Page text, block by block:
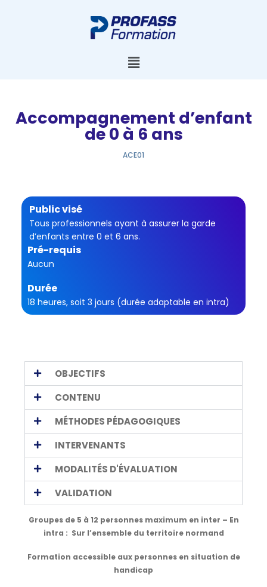
Accompagnement d’enfant
de 0 à 6 ans
ACE01
Public visé
Tous professionnels ayant à assurer la garde
d’enfants entre 0 et 6 ans.
Pré-requis
Aucun
Durée
18 heures, soit 3 jours (durée adaptable en intra)
OBJECTIFS
CONTENU
MÉTHODES PÉDAGOGIQUES
INTERVENANTS
MODALITÉS D'ÉVALUATION
VALIDATION
Groupes de 5 à 12 personnes maximum en inter – En
intra : Sur l’ensemble du territoire normand
Formation accessible aux personnes en situation de
handicap